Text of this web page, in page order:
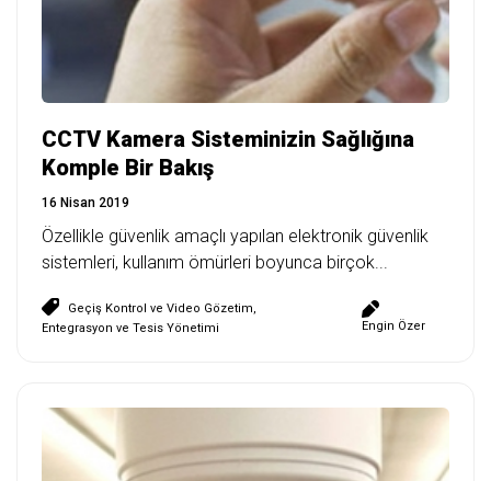
CCTV Kamera Sisteminizin Sağlığına
Komple Bir Bakış
16 Nisan 2019
Özellikle güvenlik amaçlı yapılan elektronik güvenlik
sistemleri, kullanım ömürleri boyunca birçok...
Geçiş Kontrol ve Video Gözetim,
Entegrasyon ve Tesis Yönetimi
Engin Özer